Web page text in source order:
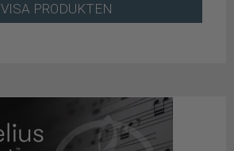
VISA PRODUKTEN